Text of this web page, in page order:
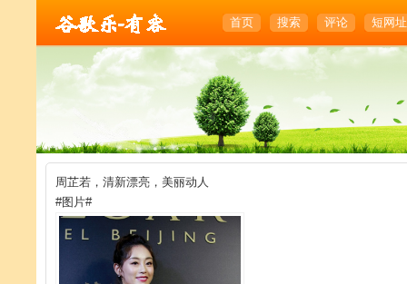
首页 搜索 评论 短网址
周芷若，清新漂亮，美丽动人
#图片#